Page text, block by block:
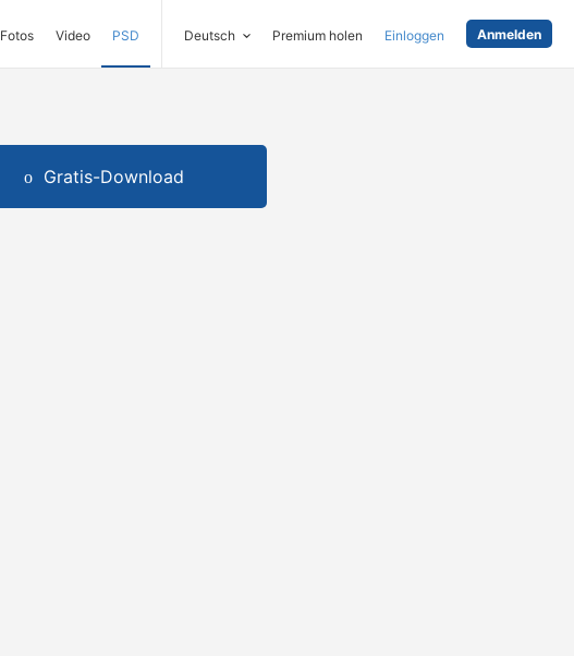
Fotos Video PSD Deutsch Premium holen Einloggen Anmelden
Gratis-Download